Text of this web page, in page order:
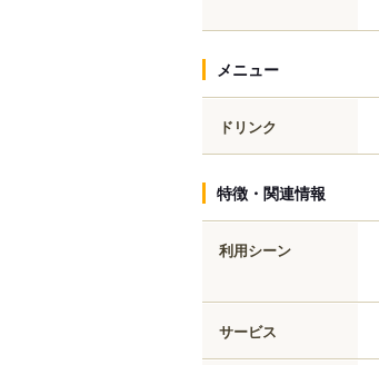
メニュー
ドリンク
特徴・関連情報
利用シーン
サービス